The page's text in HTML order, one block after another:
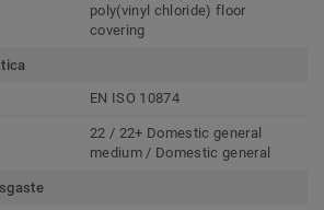
poly(vinyl chloride) floor
covering
EN ISO 10874
22 / 22+ Domestic general
medium / Domestic general